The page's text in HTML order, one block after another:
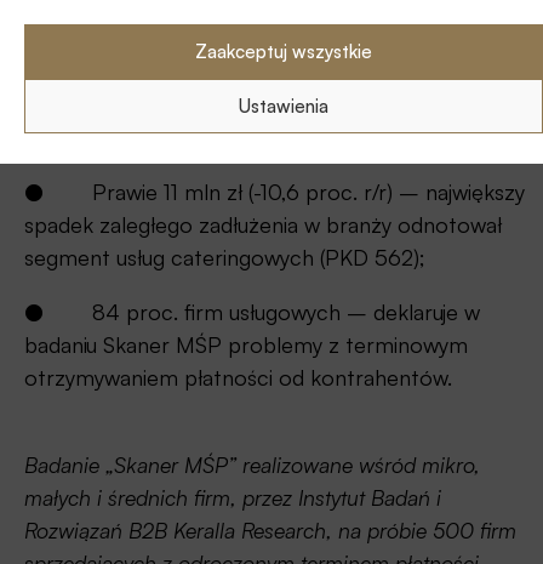
Zaakceptuj wszystkie
Ustawienia
branży, ok. 743 mln zł – odpowiadają restauracje i
stałe placówki gastronomiczne (PKD 5610A);
● Prawie 11 mln zł (-10,6 proc. r/r) – największy
spadek zaległego zadłużenia w branży odnotował
segment usług cateringowych (PKD 562);
● 84 proc. firm usługowych – deklaruje w
badaniu Skaner MŚP problemy z terminowym
otrzymywaniem płatności od kontrahentów.
Badanie „Skaner MŚP” realizowane wśród mikro,
małych i średnich firm, przez Instytut Badań i
Rozwiązań B2B Keralla Research, na próbie 500 firm